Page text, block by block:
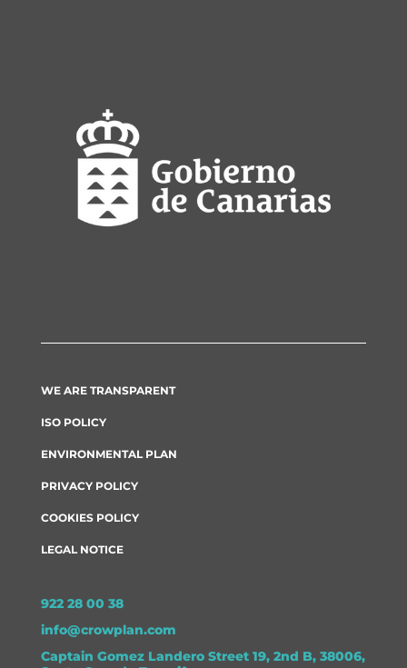
WE ARE TRANSPARENT
ISO POLICY
ENVIRONMENTAL PLAN
PRIVACY POLICY
COOKIES POLICY
LEGAL NOTICE
922 28 00 38
info@crowplan.com
Captain Gomez Landero Street 19, 2nd B, 38006,